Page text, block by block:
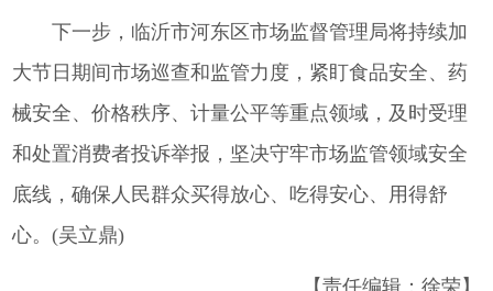
下一步，临沂市河东区市场监督管理局将持续加
大节日期间市场巡查和监管力度，紧盯食品安全、药
械安全、价格秩序、计量公平等重点领域，及时受理
和处置消费者投诉举报，坚决守牢市场监管领域安全
底线，确保人民群众买得放心、吃得安心、用得舒
心。(吴立鼎)